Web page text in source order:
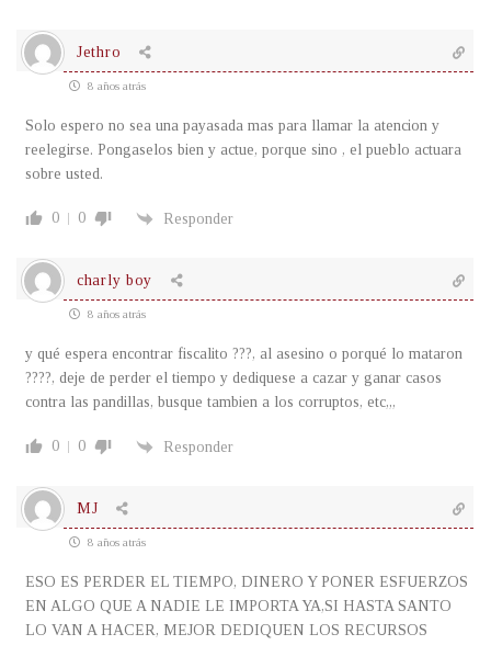
Jethro
8 años atrás
Solo espero no sea una payasada mas para llamar la atencion y
reelegirse. Pongaselos bien y actue, porque sino , el pueblo actuara
sobre usted.
0 0 Responder
charly boy
8 años atrás
y qué espera encontrar fiscalito ???, al asesino o porqué lo mataron
????, deje de perder el tiempo y dediquese a cazar y ganar casos
contra las pandillas, busque tambien a los corruptos, etc,,,
0 0 Responder
MJ
8 años atrás
ESO ES PERDER EL TIEMPO, DINERO Y PONER ESFUERZOS
EN ALGO QUE A NADIE LE IMPORTA YA,SI HASTA SANTO
LO VAN A HACER, MEJOR DEDIQUEN LOS RECURSOS